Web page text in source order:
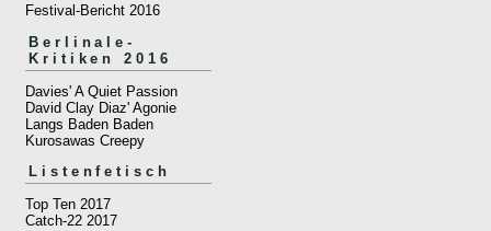
Festival-Bericht 2016
Berlinale-
Kritiken 2016
Davies' A Quiet Passion
David Clay Diaz' Agonie
Langs Baden Baden
Kurosawas Creepy
Listenfetisch
Top Ten 2017
Catch-22 2017